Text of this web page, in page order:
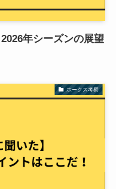
年シーズンの展望
ホークス考察